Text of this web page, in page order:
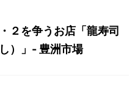
２を争うお店「龍寿司
）」- 豊洲市場